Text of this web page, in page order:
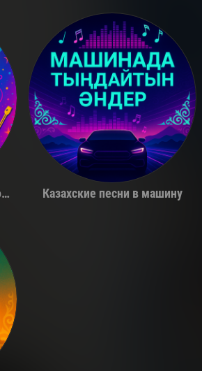
The Limba
Казахские песни на день рождения Казахские песни в машину